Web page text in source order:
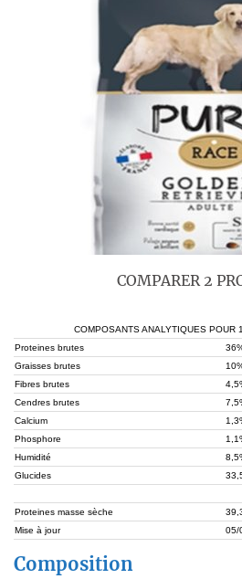
COMPARER 2
COMPOSANTS ANALYTIQUES POUR
Proteines brutes
Graisses brutes
Fibres brutes
Cendres brutes
Calcium
Phosphore
Humidité
Glucides
Proteines masse sèche
Mise à jour
05/
Composition